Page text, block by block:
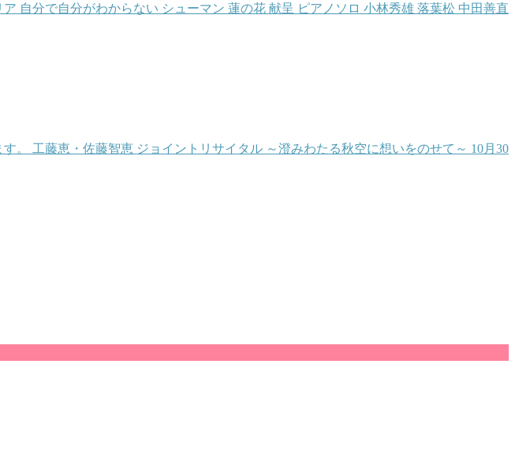
自分で自分がわからない シューマン 蓮の花 献呈 ピアノソロ 小林秀雄 落葉松 中田善直
。 工藤恵・佐藤智恵 ジョイントリサイタル ～澄みわたる秋空に想いをのせて～ 10月30